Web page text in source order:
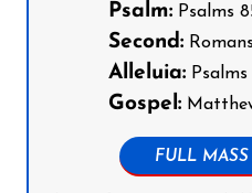
Psalm: Psalms
Second:
Alleluia: Psalms
Gospel:
FULL